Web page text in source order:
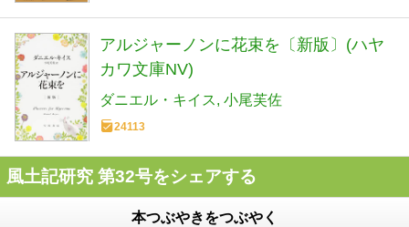
アルジャーノンに花束を〔新版〕(ハヤ
カワ文庫NV)
ダニエル・キイス 小尾芙佐
24113
風土記研究 第32号をシェアする
本つぶやきをつぶやく